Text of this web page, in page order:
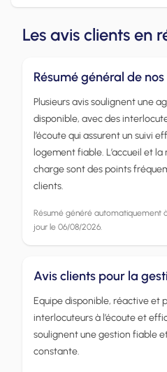
Les avis clients en
Résumé général de
Plusieurs avis soulignent une
disponible, avec des
l’écoute qui assurent un suivi
logement fiable. L’accueil et
charge sont des points
clients.
Résumé généré automatiquement
jour le 06/08/2026.
Avis clients pour la
Equipe disponible, réactive et
interlocuteurs à l’écoute et
soulignent une gestion fiable
constante.